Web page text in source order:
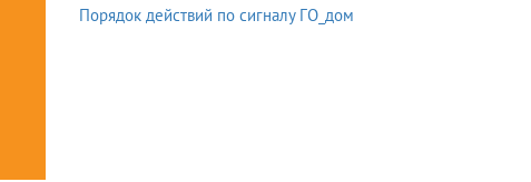
Порядок действий по сигналу ГО_дом